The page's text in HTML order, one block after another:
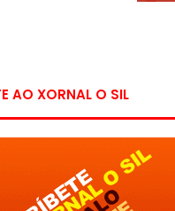
AO XORNAL O SIL